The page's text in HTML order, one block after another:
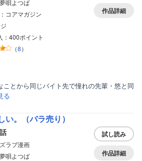
唄よつば
コアマガジン
：400ポイント
（8）
作品詳細
ことから同じバイト先で憧れの先輩・悠と同
る
。（バラ売り）
ラブ漫画
唄よつば
試し読み
作品詳細